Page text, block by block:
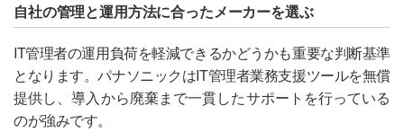
自社の管理と運用方法に合ったメーカーを選ぶ
IT管理者の運用負荷を軽減できるかどうかも重要な判断基準
となります。パナソニックはIT管理者業務支援ツールを無償
提供し、導入から廃棄まで一貫したサポートを行っている
のが強みです。